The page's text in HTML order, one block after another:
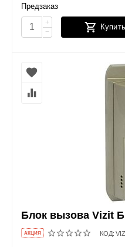
Предзаказ
+
−
Купить
Блок вызова Vizit
AКЦИЯ КОД: